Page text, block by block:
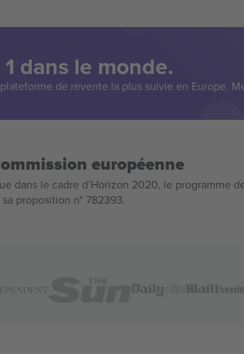
dans le monde.
de revente la plus suivie en Europe.
européenne
dans le cadre d’Horizon 2020, le programme
proposition n° 782393.